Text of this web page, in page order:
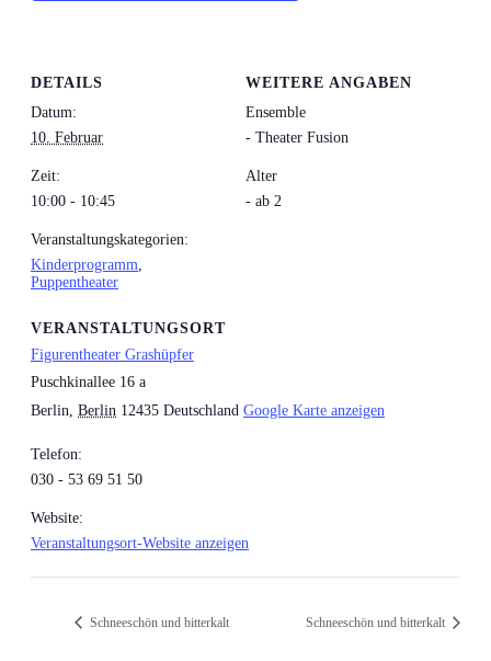
DETAILS
Datum:
10. Februar
Zeit:
10:00 - 10:45
Veranstaltungskategorien:
Kinderprogramm,
Puppentheater
VERANSTALTUNGSORT
Figurentheater Grashüpfer
Puschkinallee 16 a
Berlin Berlin 12435 Deutschland Google Karte anzeigen
Telefon:
030 - 53 69 51 50
Website:
Veranstaltungsort-Website anzeigen
WEITERE ANGABEN
Ensemble
- Theater Fusion
Alter
- ab 2
Schneeschön und bitterkalt Schneeschön und bitterkalt